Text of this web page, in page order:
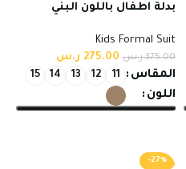
بدلة اطفال باللون البني
تصميم احترافي للمناسبات
Kids Formal Suit
375.00 ر.س 275.00 ر.س
المقاس 11
12
13
14
15
اللون
-27%